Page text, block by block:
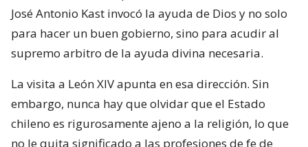
José Antonio Kast invocó la ayuda de Dios y no solo
para hacer un buen gobierno, sino para acudir al
supremo arbitro de la ayuda divina necesaria.
La visita a León XIV apunta en esa dirección. Sin
embargo, nunca hay que olvidar que el Estado
chileno es rigurosamente ajeno a la religión, lo que
no le quita significado a las profesiones de fe de